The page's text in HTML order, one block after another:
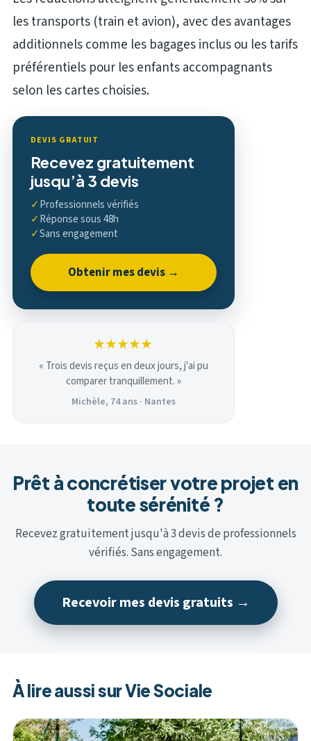
les transports (train et avion), avec des avantages
additionnels comme les bagages inclus ou les tarifs
préférentiels pour les enfants accompagnants
selon les cartes choisies.
DEVIS GRATUIT
Recevez gratuitement
jusqu’à 3 devis
✓Professionnels vérifiés
✓Réponse sous 48h
✓Sans engagement
Obtenir mes devis →
★★★★★
« Trois devis reçus en deux jours, j'ai pu
comparer tranquillement. »
Michèle, 74 ans · Nantes
Prêt à concrétiser votre projet en
toute sérénité ?
Recevez gratuitement jusqu'à 3 devis de professionnels
vérifiés. Sans engagement.
Recevoir mes devis gratuits →
À lire aussi sur Vie Sociale